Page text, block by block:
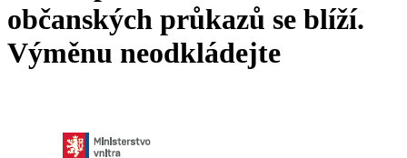
občanských průkazů se blíží.
Výměnu neodkládejte